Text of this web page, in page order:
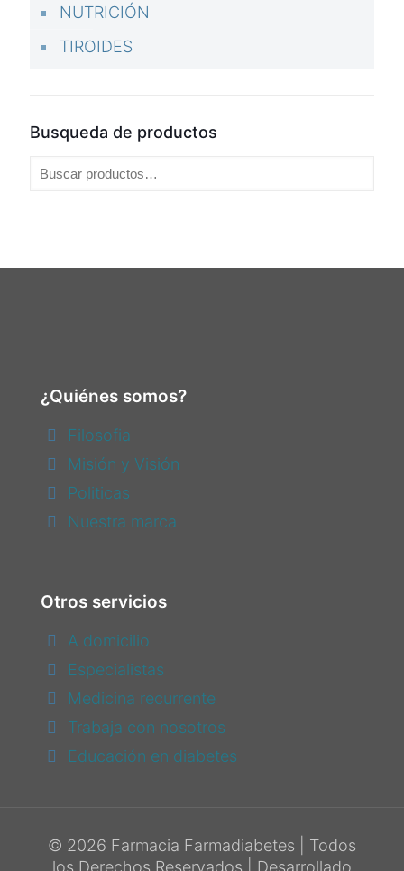
NUTRICIÓN
TIROIDES
Busqueda de productos
¿Quiénes somos?
Filosofia
Misión y Visión
Politicas
Nuestra marca
Otros servicios
A domicilio
Especialistas
Medicina recurrente
Trabaja con nosotros
Educación en diabetes
© 2026 Farmacia Farmadiabetes | Todos
los Derechos Reservados | Desarrollado